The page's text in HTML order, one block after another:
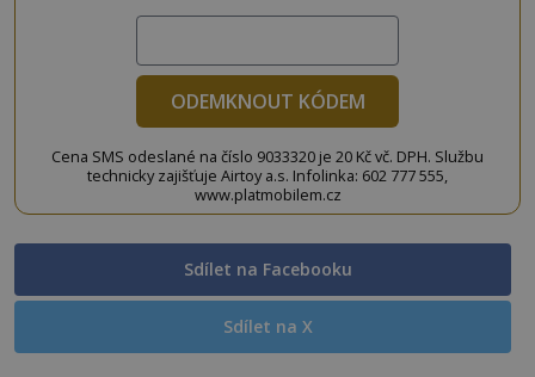
ODEMKNOUT KÓDEM
Cena SMS odeslané na číslo 9033320 je 20 Kč vč. DPH. Službu
technicky zajišťuje Airtoy a.s. Infolinka: 602 777 555,
www.platmobilem.cz
Sdílet na Facebooku
Sdílet na X